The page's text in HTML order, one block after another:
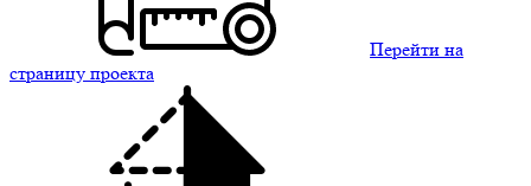
Перейти на
страницу проекта